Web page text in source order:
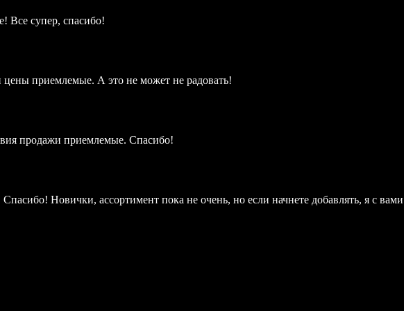
Все супер, спасибо!
приемлемые. А это не может не радовать!
продажи приемлемые. Спасибо!
Новички, ассортимент пока не очень, но если начнете добавлять, я с